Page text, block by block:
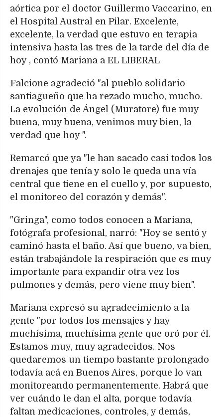
aórtica por el doctor Guillermo Vaccarino, en
el Hospital Austral en Pilar. Excelente,
excelente, la verdad que estuvo en terapia
intensiva hasta las tres de la tarde del día de
hoy , contó Mariana a EL LIBERAL
Falcione agradeció "al pueblo solidario
santiagueño que ha rezado mucho, mucho.
La evolución de Ángel (Muratore) fue muy
buena, muy buena, venimos muy bien, la
verdad que hoy ".
Remarcó que ya "le han sacado casi todos los
drenajes que tenía y solo le queda una vía
central que tiene en el cuello y, por supuesto,
el monitoreo del corazón y demás".
"Gringa", como todos conocen a Mariana,
fotógrafa profesional, narró: "Hoy se sentó y
caminó hasta el baño. Así que bueno, va bien,
están trabajándole la respiración que es muy
importante para expandir otra vez los
pulmones y demás, pero viene muy bien".
Mariana expresó su agradecimiento a la
gente "por todos los mensajes y hay
muchísima, muchísima gente que oró por él.
Estamos muy, muy agradecidos. Nos
quedaremos un tiempo bastante prolongado
todavía acá en Buenos Aires, porque lo van
monitoreando permanentemente. Habrá que
ver cuándo le dan el alta, porque todavía
faltan medicaciones, controles, y demás,